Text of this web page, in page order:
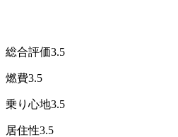
総合評価3.5
燃費3.5
乗り心地3.5
居住性3.5